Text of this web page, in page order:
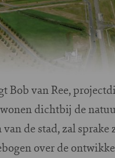
Bob van Ree,
dichtbij de
de stad, zal
over de